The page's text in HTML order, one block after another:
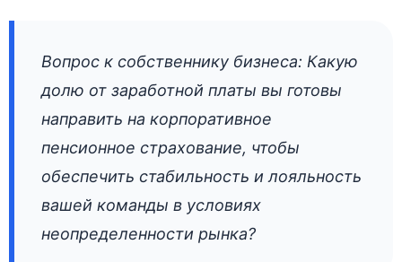
Вопрос к собственнику бизнеса: Какую
долю от заработной платы вы готовы
направить на корпоративное
пенсионное страхование, чтобы
обеспечить стабильность и лояльность
вашей команды в условиях
неопределенности рынка?